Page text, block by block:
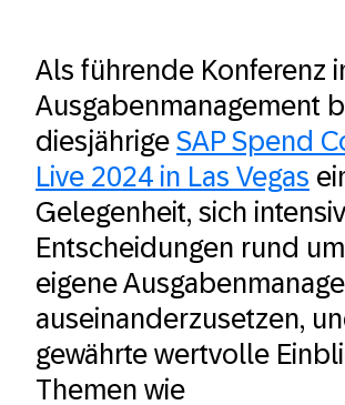
Als führende Konferenz
Ausgabenmanagement
diesjährige SAP Spend
Live 2024 in Las Vegas
Gelegenheit, sich
Entscheidungen rund
eigene
auseinanderzusetzen,
gewährte wertvolle
Themen wie